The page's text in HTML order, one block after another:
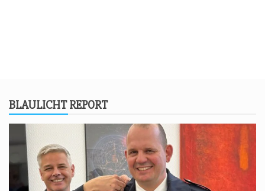
BLAU­LICHT REPORT